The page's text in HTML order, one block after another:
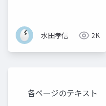
水田孝信 2K
各ページのテキスト